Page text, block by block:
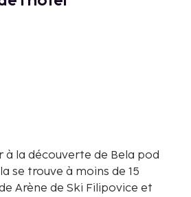
la découverte de Bela pod
se trouve à moins de 15
Arène de Ski Filipovice et